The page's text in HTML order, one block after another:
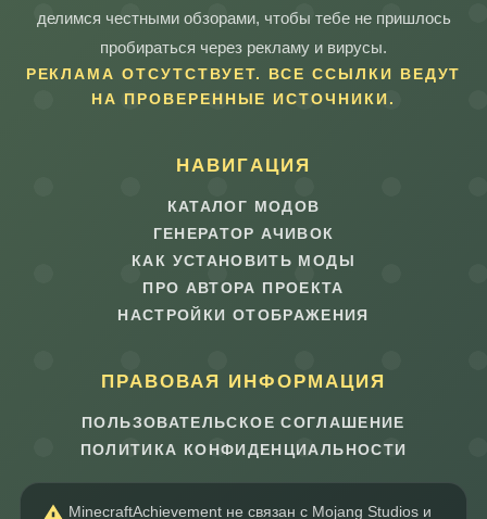
делимся честными обзорами, чтобы тебе не пришлось
пробираться через рекламу и вирусы.
РЕКЛАМА ОТСУТСТВУЕТ. ВСЕ ССЫЛКИ ВЕДУТ
НА ПРОВЕРЕННЫЕ ИСТОЧНИКИ.
НАВИГАЦИЯ
КАТАЛОГ МОДОВ
ГЕНЕРАТОР АЧИВОК
КАК УСТАНОВИТЬ МОДЫ
ПРО АВТОРА ПРОЕКТА
НАСТРОЙКИ ОТОБРАЖЕНИЯ
ПРАВОВАЯ ИНФОРМАЦИЯ
ПОЛЬЗОВАТЕЛЬСКОЕ СОГЛАШЕНИЕ
ПОЛИТИКА КОНФИДЕНЦИАЛЬНОСТИ
MinecraftAchievement не связан с Mojang Studios и